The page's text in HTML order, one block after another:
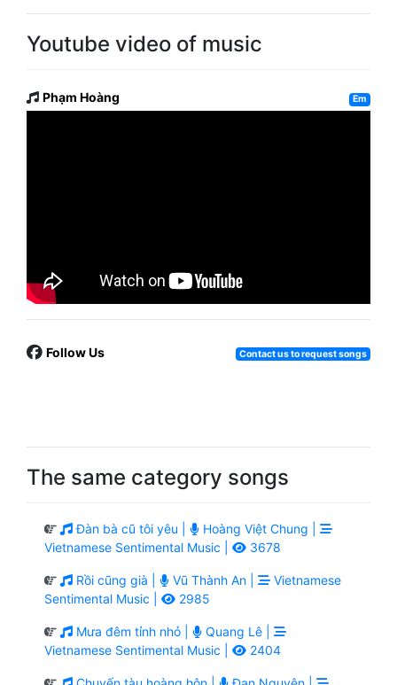
Youtube video of music
Phạm Hoàng Em
Follow Us Contact us to request songs
The same category songs
Đàn bà cũ tôi yêu |
Hoàng Việt Chung |
Vietnamese Sentimental Music |
3678
Rồi cũng già | Vũ Thành An |
Vietnamese
Sentimental Music |
2985
Mưa đêm tỉnh nhỏ |
Quang Lê |
Vietnamese Sentimental Music |
2404